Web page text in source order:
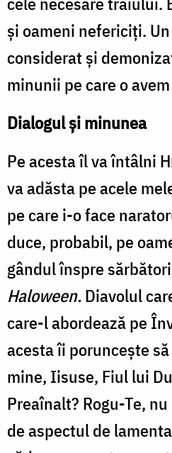
și oameni nefericiți.
considerat și
minunii pe care o
Dialogul și minunea
Pe acesta îl va întâlni
va adăsta pe acele
pe care i-o face
duce, probabil, pe
gândul înspre
Haloween.Diavolul
care-l abordează pe
acesta îi poruncește să
mine, Iisuse, Fiul lui
Preaînalt? Rogu-Te,
de aspectul de